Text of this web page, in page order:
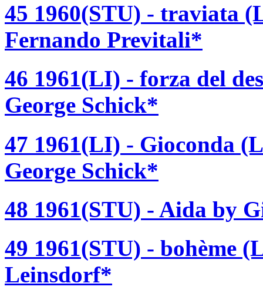
45 1960(STU) - traviata
Fernando Previtali*
46 1961(LI) - forza del
George Schick*
47 1961(LI) - Gioconda
George Schick*
48 1961(STU) - Aida by
49 1961(STU) - bohème
Leinsdorf*